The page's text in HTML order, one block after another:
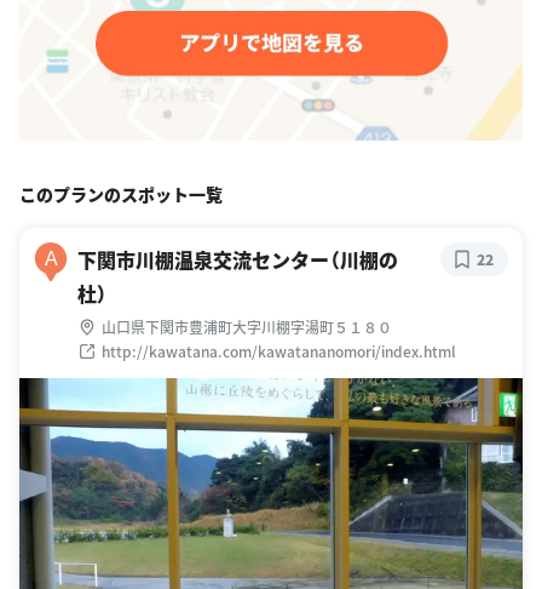
このプランのスポット一覧
A
下関市川棚温泉交流センター（川棚の
杜）
山口県下関市豊浦町大字川棚字湯町５１８０
http://kawatana.com/kawatananomori/index.html
22